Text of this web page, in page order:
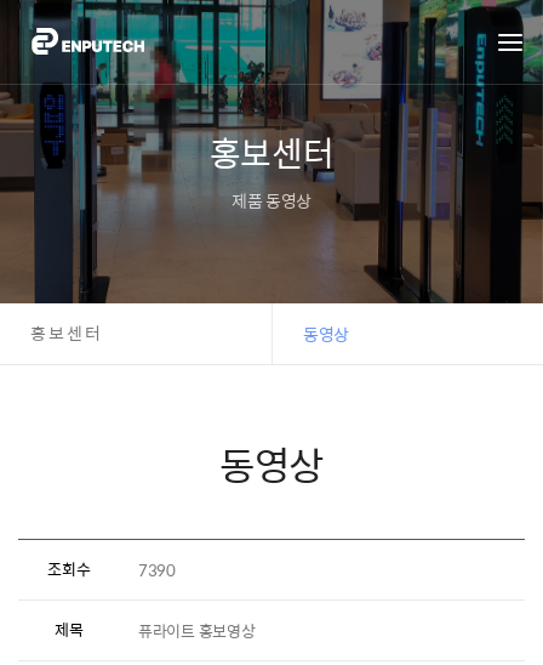
홍보센터
제품 동영상
홍보센터 동영상
동영상
조회수 7390
제목 퓨라이트 홍보영상